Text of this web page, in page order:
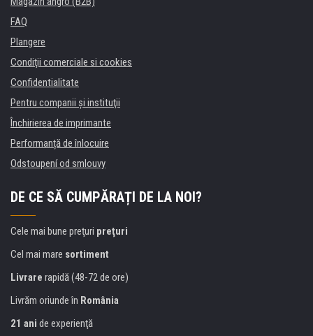
FAQ
Plangere
Condiţii comerciale si cookies
Confidentialitate
Pentru companii și instituţii
Închirierea de imprimante
Performanță de înlocuire
Odstoupení od smlouvy
DE CE SĂ CUMPĂRAȚI DE LA NOI?
Cele mai bune preţuri preţuri
Cel mai mare sortiment
Livrare rapidă (48-72 de ore)
Livrăm oriunde în România
21 ani de experienţă